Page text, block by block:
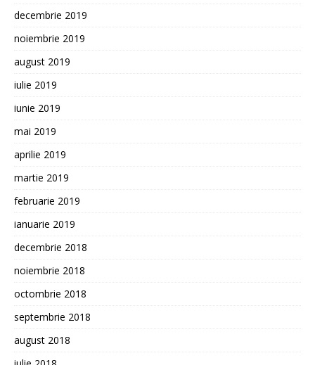
decembrie 2019
noiembrie 2019
august 2019
iulie 2019
iunie 2019
mai 2019
aprilie 2019
martie 2019
februarie 2019
ianuarie 2019
decembrie 2018
noiembrie 2018
octombrie 2018
septembrie 2018
august 2018